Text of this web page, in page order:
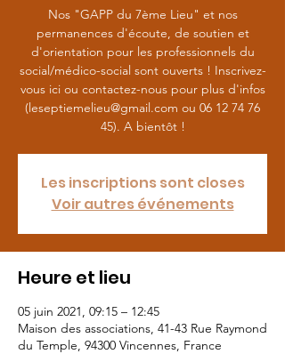
Nos "GAPP du 7ème Lieu" et nos
permanences d'écoute, de soutien et
d'orientation pour les professionnels du
social/médico-social sont ouverts ! Inscrivez-
vous ici ou contactez-nous pour plus d'infos
(leseptiemelieu@gmail.com ou 06 12 74 76
45). A bientôt !
Les inscriptions sont closes
Voir autres événements
Heure et lieu
05 juin 2021, 09:15 – 12:45
Maison des associations, 41-43 Rue Raymond
du Temple, 94300 Vincennes, France